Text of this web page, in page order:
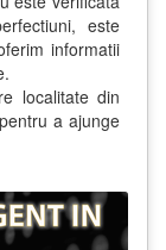
este
informatii
localitate din
a ajunge